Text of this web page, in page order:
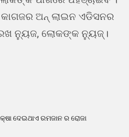
ଅନ୍ ଲାଇନ ଏଡିସନର
ନ୍ୟୁଜ, ଲୋକଙ୍କ ନ୍ୟୁଜ୍।
ଦେଇଥାଏ ରମଜାନ ର ରୋଜା